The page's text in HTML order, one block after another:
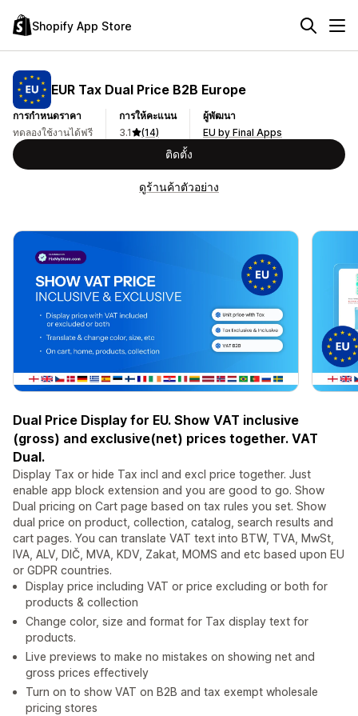
Shopify App Store
EUR Tax Dual Price B2B Europe
การกำหนดราคา
ทดลองใช้งานได้ฟรี
การให้คะแนน
3.1
(14)
ผู้พัฒนา
EU by Final Apps
ติดตั้ง
ดูร้านค้าตัวอย่าง
Dual Price Display for EU. Show VAT inclusive
(gross) and exclusive(net) prices together. VAT
Dual.
Display Tax or hide Tax incl and excl price together. Just
enable app block extension and you are good to go. Show
Dual pricing on Cart page based on tax rules you set. Show
dual price on product, collection, catalog, search results and
cart pages. You can translate VAT text into BTW, TVA, MwSt,
IVA, ALV, DIČ, MVA, KDV, Zakat, MOMS and etc based upon EU
or GDPR countries.
Display price including VAT or price excluding or both for
products & collection
Change color, size and format for Tax display text for
products.
Live previews to make no mistakes on showing net and
gross prices effectively
Turn on to show VAT on B2B and tax exempt wholesale
pricing stores